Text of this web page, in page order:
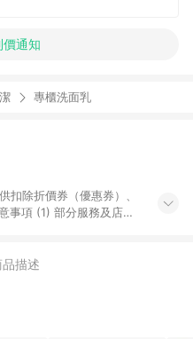
價通知
專櫃洗面乳
天KOBO電子書，請詳閱
內結帳，才享有 LINE
品描述